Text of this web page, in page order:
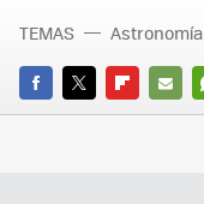
FACEBOOK
TWITTERFLIPBOARD
E-
TEMAS Astronomía